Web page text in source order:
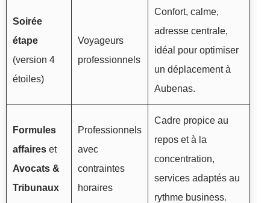
Soirée
étape
(version 4
étoiles)
Voyageurs
professionnels
Confort, calme,
adresse centrale,
idéal pour optimiser
un déplacement à
Aubenas.
Formules
affaires et
Avocats &
Tribunaux
Professionnels
avec
contraintes
horaires
Cadre propice au
repos et à la
concentration,
services adaptés au
rythme business.